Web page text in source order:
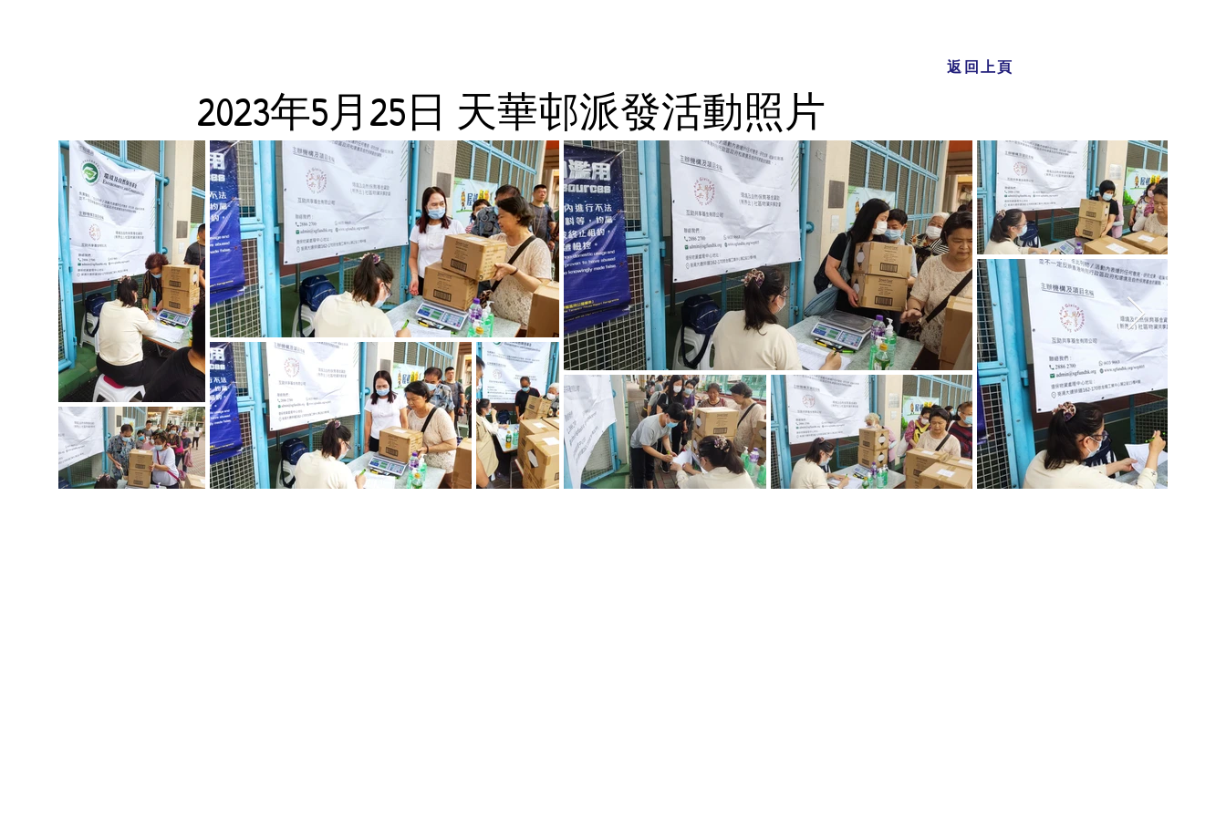
返回上頁
2023年5月25日 天華邨派發活動照片